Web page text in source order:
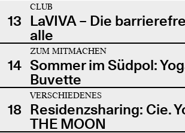
13
CLUB
LaVIVA – Die
alle
14
ZUM MITMACHEN
Sommer im Südpol:
Buvette
18
VERSCHIEDENES
Residenzsharing: Cie.
THE MOON